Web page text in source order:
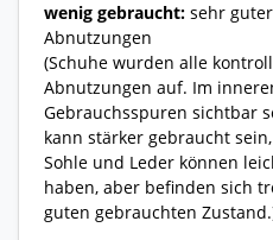
wenig gebraucht: sehr
Abnutzungen
(Schuhe wurden alle
Abnutzungen auf. Im
Gebrauchsspuren sichtbar
kann stärker gebraucht
Sohle und Leder können
haben, aber befinden sich
guten gebrauchten